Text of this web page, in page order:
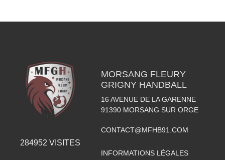
284952 VISITES
MORSANG FLEURY
GRIGNY HANDBALL
16 AVENUE DE LA GARENNE
91390 MORSANG SUR ORGE
CONTACT@MFHB91.COM
INFORMATIONS LÉGALES